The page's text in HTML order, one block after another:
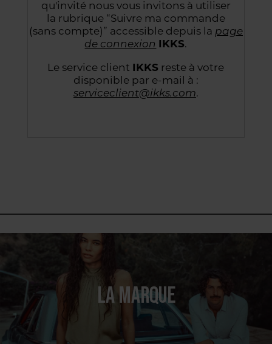
qu'invité nous vous invitons à utiliser
la rubrique “Suivre ma commande
(sans compte)” accessible depuis la page
de connexion IKKS.
Le service client IKKS reste à votre
disponible par e-mail à :
serviceclient@ikks.com.
LA MARQUE